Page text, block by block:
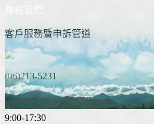
聯絡我們
客戶服務暨申訴管道
(06)213-5231
9:00-17:30